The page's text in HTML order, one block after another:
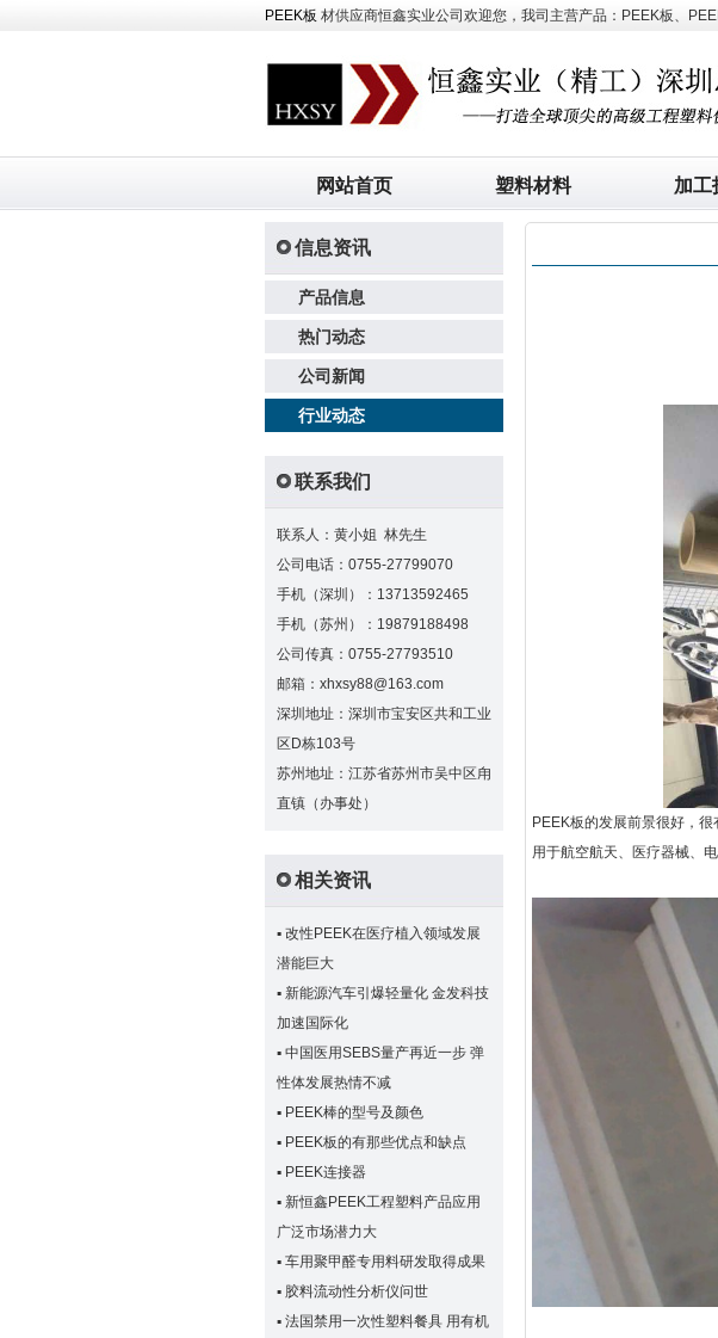
PEEK板 材供应商恒鑫实业公司欢迎您，我司主营产品：PEEK板、
网站首页 塑料材料 加工
信息资讯
产品信息
热门动态
公司新闻
行业动态
联系我们
联系人：黄小姐 林先生
公司电话：0755-27799070
手机（深圳）：13713592465
手机（苏州）：19879188498
公司传真：0755-27793510
邮箱：xhxsy88@163.com
深圳地址：深圳市宝安区共和工业
区D栋103号
苏州地址：江苏省苏州市吴中区甪
直镇（办事处）
相关资讯
▪ 改性PEEK在医疗植入领域发展
潜能巨大
▪ 新能源汽车引爆轻量化 金发科技
加速国际化
▪ 中国医用SEBS量产再近一步 弹
性体发展热情不减
▪ PEEK棒的型号及颜色
▪ PEEK板的有那些优点和缺点
▪ PEEK连接器
▪ 新恒鑫PEEK工程塑料产品应用
广泛市场潜力大
▪ 车用聚甲醛专用料研发取得成果
▪ 胶料流动性分析仪问世
▪ 法国禁用一次性塑料餐具 用有机
PEEK板的发展前景很好，
用于航空航天、医疗器械、